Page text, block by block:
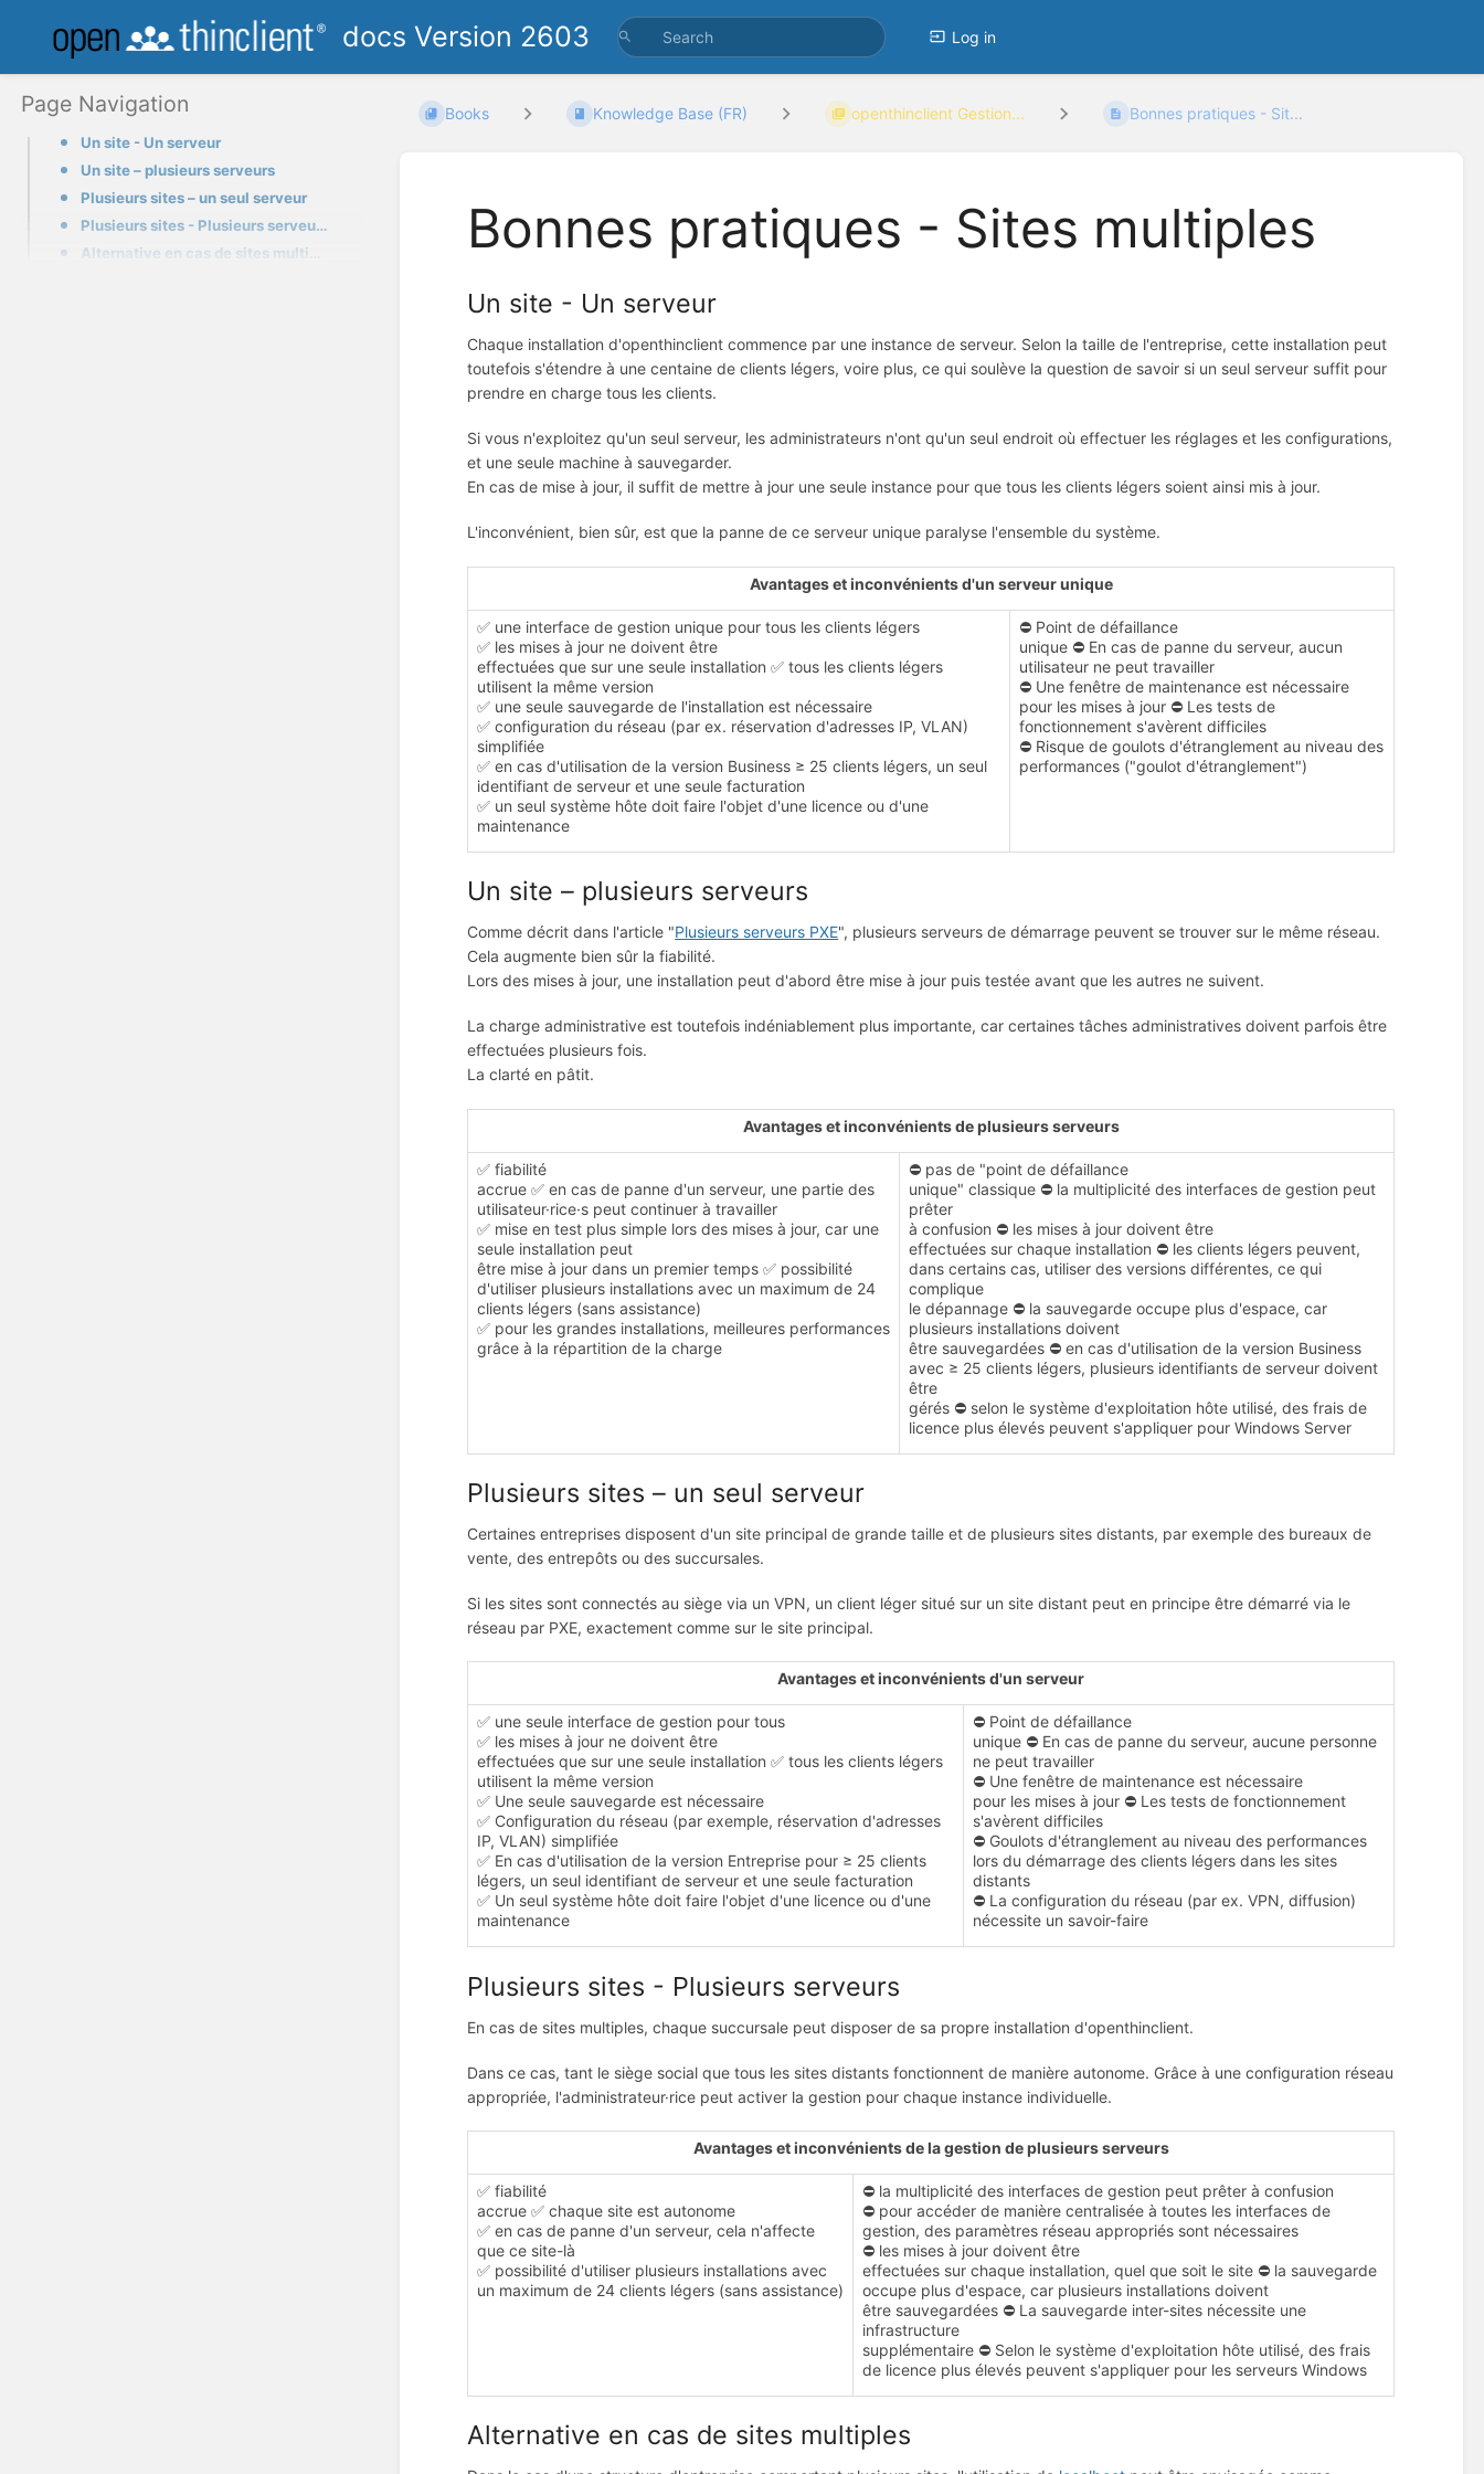
docs Version 2603 Log in
Page Navigation
Un site - Un serveur
Un site – plusieurs serveurs
Plusieurs sites – un seul serveur
Plusieurs sites - Plusieurs serveurs
Books Knowledge Base (FR) openthinclient Gestion... Bonnes pratiques - Sit...
Bonnes pratiques - Sites multiples
Un site - Un serveur
Chaque installation d'openthinclient commence par une instance de serveur. Selon la taille de l'entreprise, cette installation peut
toutefois s'étendre à une centaine de clients légers, voire plus, ce qui soulève la question de savoir si un seul serveur suffit pour
prendre en charge tous les clients.
Si vous n'exploitez qu'un seul serveur, les administrateurs n'ont qu'un seul endroit où effectuer les réglages et les configurations,
et une seule machine à sauvegarder.
En cas de mise à jour, il suffit de mettre à jour une seule instance pour que tous les clients légers soient ainsi mis à jour.
L'inconvénient, bien sûr, est que la panne de ce serveur unique paralyse l'ensemble du système.
Avantages et inconvénients d'un serveur unique
✅ une interface de gestion unique pour tous les clients légers
✅ les mises à jour ne doivent être
effectuées que sur une seule installation ✅ tous les clients légers
utilisent la même version
✅ une seule sauvegarde de l'installation est nécessaire
✅ configuration du réseau (par ex. réservation d'adresses IP, VLAN)
simplifiée
✅ en cas d'utilisation de la version Business ≥ 25 clients légers, un seul
identifiant de serveur et une seule facturation
✅ un seul système hôte doit faire l'objet d'une licence ou d'une
maintenance
⛔ Point de défaillance
unique ⛔ En cas de panne du serveur, aucun
utilisateur ne peut travailler
⛔ Une fenêtre de maintenance est nécessaire
pour les mises à jour ⛔ Les tests de
fonctionnement s'avèrent difficiles
⛔ Risque de goulots d'étranglement au niveau des
performances ("goulot d'étranglement")
Un site – plusieurs serveurs
Comme décrit dans l'article "Plusieurs serveurs PXE", plusieurs serveurs de démarrage peuvent se trouver sur le même réseau.
Cela augmente bien sûr la fiabilité.
Lors des mises à jour, une installation peut d'abord être mise à jour puis testée avant que les autres ne suivent.
La charge administrative est toutefois indéniablement plus importante, car certaines tâches administratives doivent parfois être
effectuées plusieurs fois.
La clarté en pâtit.
Avantages et inconvénients de plusieurs serveurs
✅ fiabilité
accrue ✅ en cas de panne d'un serveur, une partie des
utilisateur·rice·s peut continuer à travailler
✅ mise en test plus simple lors des mises à jour, car une
seule installation peut
être mise à jour dans un premier temps ✅ possibilité
d'utiliser plusieurs installations avec un maximum de 24
clients légers (sans assistance)
✅ pour les grandes installations, meilleures performances
grâce à la répartition de la charge
⛔ pas de "point de défaillance
unique" classique ⛔ la multiplicité des interfaces de gestion peut
prêter
à confusion ⛔ les mises à jour doivent être
effectuées sur chaque installation ⛔ les clients légers peuvent,
dans certains cas, utiliser des versions différentes, ce qui
complique
le dépannage ⛔ la sauvegarde occupe plus d'espace, car
plusieurs installations doivent
être sauvegardées ⛔ en cas d'utilisation de la version Business
avec ≥ 25 clients légers, plusieurs identifiants de serveur doivent
être
gérés ⛔ selon le système d'exploitation hôte utilisé, des frais de
licence plus élevés peuvent s'appliquer pour Windows Server
Plusieurs sites – un seul serveur
Certaines entreprises disposent d'un site principal de grande taille et de plusieurs sites distants, par exemple des bureaux de
vente, des entrepôts ou des succursales.
Si les sites sont connectés au siège via un VPN, un client léger situé sur un site distant peut en principe être démarré via le
réseau par PXE, exactement comme sur le site principal.
Avantages et inconvénients d'un serveur
✅ une seule interface de gestion pour tous
✅ les mises à jour ne doivent être
effectuées que sur une seule installation ✅ tous les clients légers
utilisent la même version
✅ Une seule sauvegarde est nécessaire
✅ Configuration du réseau (par exemple, réservation d'adresses
IP, VLAN) simplifiée
✅ En cas d'utilisation de la version Entreprise pour ≥ 25 clients
légers, un seul identifiant de serveur et une seule facturation
✅ Un seul système hôte doit faire l'objet d'une licence ou d'une
maintenance
⛔ Point de défaillance
unique ⛔ En cas de panne du serveur, aucune personne
ne peut travailler
⛔ Une fenêtre de maintenance est nécessaire
pour les mises à jour ⛔ Les tests de fonctionnement
s'avèrent difficiles
⛔ Goulots d'étranglement au niveau des performances
lors du démarrage des clients légers dans les sites
distants
⛔ La configuration du réseau (par ex. VPN, diffusion)
nécessite un savoir-faire
Plusieurs sites - Plusieurs serveurs
En cas de sites multiples, chaque succursale peut disposer de sa propre installation d'openthinclient.
Dans ce cas, tant le siège social que tous les sites distants fonctionnent de manière autonome. Grâce à une configuration réseau
appropriée, l'administrateur·rice peut activer la gestion pour chaque instance individuelle.
Avantages et inconvénients de la gestion de plusieurs serveurs
✅ fiabilité
accrue ✅ chaque site est autonome
✅ en cas de panne d'un serveur, cela n'affecte
que ce site-là
✅ possibilité d'utiliser plusieurs installations avec
un maximum de 24 clients légers (sans assistance)
⛔ la multiplicité des interfaces de gestion peut prêter à confusion
⛔ pour accéder de manière centralisée à toutes les interfaces de
gestion, des paramètres réseau appropriés sont nécessaires
⛔ les mises à jour doivent être
effectuées sur chaque installation, quel que soit le site ⛔ la sauvegarde
occupe plus d'espace, car plusieurs installations doivent
être sauvegardées ⛔ La sauvegarde inter-sites nécessite une
infrastructure
supplémentaire ⛔ Selon le système d'exploitation hôte utilisé, des frais
de licence plus élevés peuvent s'appliquer pour les serveurs Windows
Alternative en cas de sites multiples